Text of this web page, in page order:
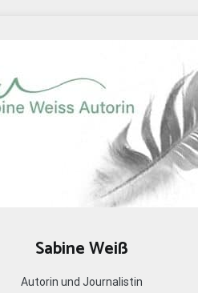
Sabine Weiß
Autorin und Journalistin